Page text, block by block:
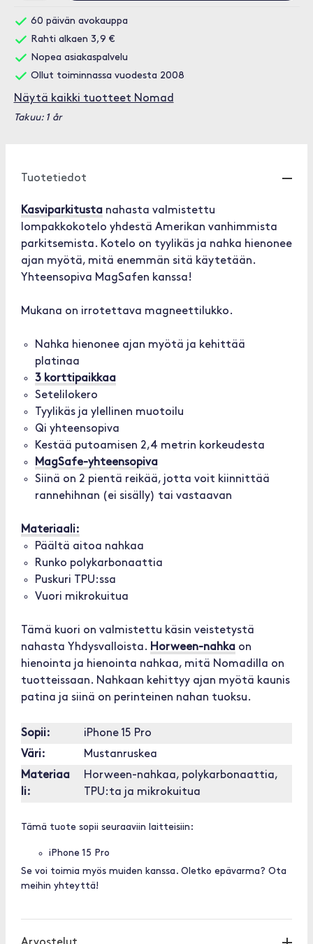
60 päivän avokauppa
Rahti alkaen 3,9 €
Nopea asiakaspalvelu
Ollut toiminnassa vuodesta 2008
Näytä kaikki tuotteet Nomad
Takuu: 1 år
Tuotetiedot
Kasviparkitusta nahasta valmistettu
lompakkokotelo yhdestä Amerikan vanhimmista
parkitsemista. Kotelo on tyylikäs ja nahka hienonee
ajan myötä, mitä enemmän sitä käytetään.
Yhteensopiva MagSafen kanssa!
Mukana on irrotettava magneettilukko.
Nahka hienonee ajan myötä ja kehittää
platinaa
3 korttipaikkaa
Setelilokero
Tyylikäs ja ylellinen muotoilu
Qi yhteensopiva
Kestää putoamisen 2,4 metrin korkeudesta
MagSafe-yhteensopiva
Siinä on 2 pientä reikää, jotta voit kiinnittää
rannehihnan (ei sisälly) tai vastaavan
Materiaali:
Päältä aitoa nahkaa
Runko polykarbonaattia
Puskuri TPU:ssa
Vuori mikrokuitua
Tämä kuori on valmistettu käsin veistetystä
nahasta Yhdysvalloista. Horween-nahka on
hienointa ja hienointa nahkaa, mitä Nomadilla on
tuotteissaan. Nahkaan kehittyy ajan myötä kaunis
patina ja siinä on perinteinen nahan tuoksu.
Sopii:
iPhone 15 Pro
Väri:
Mustanruskea
Materiaa
li:
Horween-nahkaa, polykarbonaattia,
TPU:ta ja mikrokuitua
Tämä tuote sopii seuraaviin laitteisiin:
iPhone 15 Pro
Se voi toimia myös muiden kanssa. Oletko epävarma? Ota
meihin yhteyttä!